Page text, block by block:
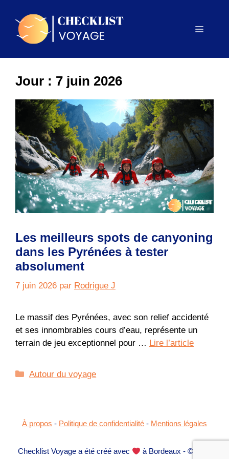
contenu
Menu
Jour : 7 juin 2026
Les meilleurs spots de canyoning
dans les Pyrénées à tester
absolument
7 juin 2026 par Rodrigue J
Le massif des Pyrénées, avec son relief accidenté
et ses innombrables cours d’eau, représente un
terrain de jeu exceptionnel pour … Lire l’article
Catégories
Autour du voyage
À propos - Politique de confidentialité - Mentions légales
Checklist Voyage a été créé avec
à Bordeaux - © Tous